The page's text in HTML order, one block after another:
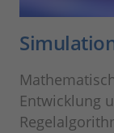
Entwicklung